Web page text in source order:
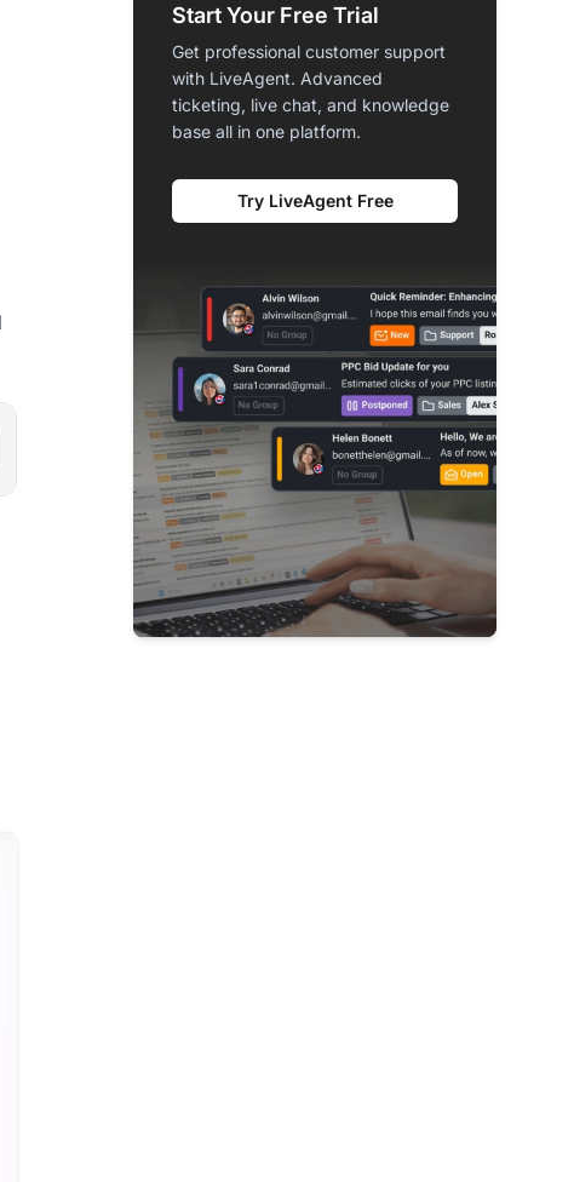
Start Your Free Trial
Get professional customer support
with LiveAgent. Advanced
ticketing, live chat, and knowledge
base all in one platform.
Try LiveAgent Free